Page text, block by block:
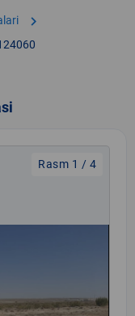
chevron_right
Rasm 1 / 4